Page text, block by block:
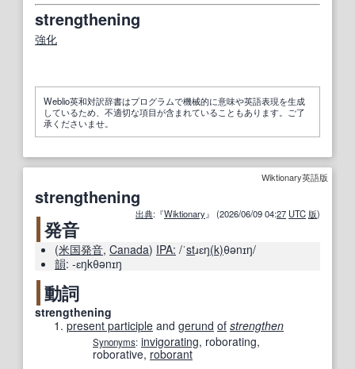
strengthening
強化
Weblio英和対訳辞書はプログラムで機械的に意味や英語表現を生成
しているため、不適切な項目が含まれていることもあります。ご了
承くださいませ。
Wiktionary英語版
strengthening
出典:『Wiktionary』 (2026/06/09 04:27 UTC 版)
発音
(米国発音, Canada) IPA: /ˈstɹɛŋ(k)θənɪŋ/
韻: -ɛŋkθənɪŋ
動詞
strengthening
present participle and gerund of strengthen
Synonyms: invigorating, roborating,
roborative, roborant